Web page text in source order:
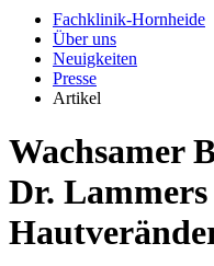
Fachklinik-Hornheide
Über uns
Neuigkeiten
Presse
Artikel
Wachsamer
Dr.